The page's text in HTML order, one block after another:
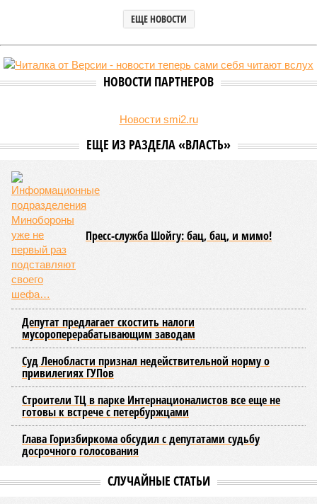
ЕЩЕ НОВОСТИ
НОВОСТИ ПАРТНЕРОВ
Новости smi2.ru
ЕЩЕ ИЗ РАЗДЕЛА «ВЛАСТЬ»
Пресс-служба Шойгу: бац, бац, и мимо!
Депутат предлагает скостить налоги
мусороперерабатывающим заводам
Суд Ленобласти признал недействительной норму о
привилегиях ГУПов
Строители ТЦ в парке Интернационалистов все еще не
готовы к встрече с петербуржцами
Глава Горизбиркома обсудил с депутатами судьбу
досрочного голосования
СЛУЧАЙНЫЕ СТАТЬИ